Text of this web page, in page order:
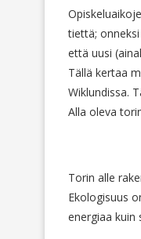
tiettä;
että uusi
Tällä kertaa
Wiklundissa.
Alla oleva
Torin alle
Ekologisuus
energiaa kuin